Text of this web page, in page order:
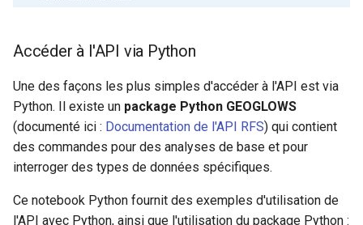
Accéder à l'API via Python
Une des façons les plus simples d'accéder à l'API est via
Python. Il existe un package Python GEOGLOWS
(documenté ici : Documentation de l'API RFS) qui contient
des commandes pour des analyses de base et pour
interroger des types de données spécifiques.
Ce notebook Python fournit des exemples d'utilisation de
l'API avec Python, ainsi que l'utilisation du package Python :